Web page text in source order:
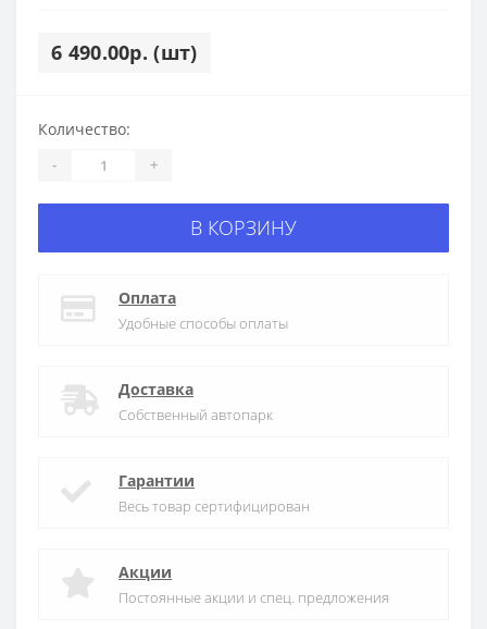
6 490.00р. (шт)
Количество:
- +
В КОРЗИНУ
Оплата
Удобные способы оплаты
Доставка
Собственный автопарк
Гарантии
Весь товар сертифицирован
Акции
Постоянные акции и спец. предложения